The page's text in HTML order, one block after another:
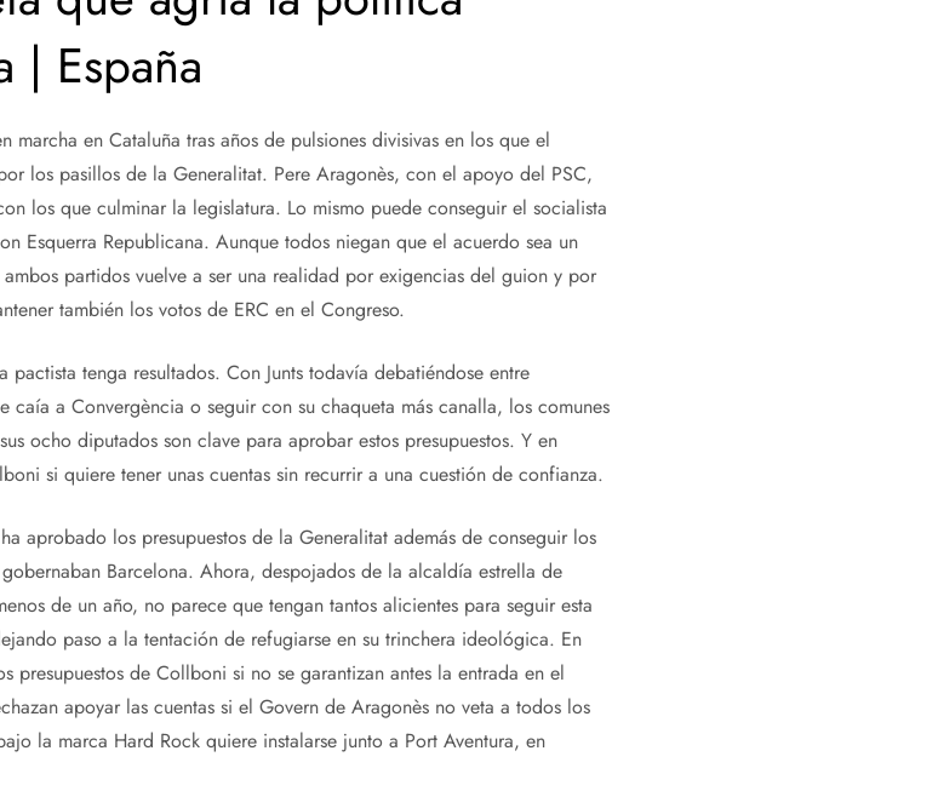
| España
marcha en Cataluña tras años de pulsiones divisivas en los que el
los pasillos de la Generalitat. Pere Aragonès, con el apoyo del PSC,
los que culminar la legislatura. Lo mismo puede conseguir el socialista
Esquerra Republicana. Aunque todos niegan que el acuerdo sea un
partidos vuelve a ser una realidad por exigencias del guion y por
también los votos de ERC en el Congreso.
tenga resultados. Con Junts todavía debatiéndose entre
a Convergència o seguir con su chaqueta más canalla, los comunes
ocho diputados son clave para aprobar estos presupuestos. Y en
si quiere tener unas cuentas sin recurrir a una cuestión de confianza.
aprobado los presupuestos de la Generalitat además de conseguir los
Barcelona. Ahora, despojados de la alcaldía estrella de
de un año, no parece que tengan tantos alicientes para seguir esta
paso a la tentación de refugiarse en su trinchera ideológica. En
presupuestos de Collboni si no se garantizan antes la entrada en el
apoyar las cuentas si el Govern de Aragonès no veta a todos los
la marca Hard Rock quiere instalarse junto a Port Aventura, en